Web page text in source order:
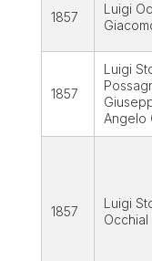
1857
Luigi
1857
Luigi
Angelo
1857
Luigi
Occhial